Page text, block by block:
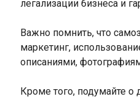
легализации бизнеса и
Важно помнить, что
маркетинг,
описаниями,
Кроме того, подумайте